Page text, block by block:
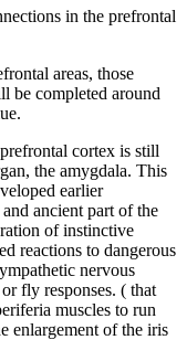
in the prefrontal
areas, those
be completed around
cortex is still
the amygdala. This
earlier
ancient part of the
of instinctive
reactions to dangerous
nervous
fly responses. ( that
muscles to run
enlargement of the iris